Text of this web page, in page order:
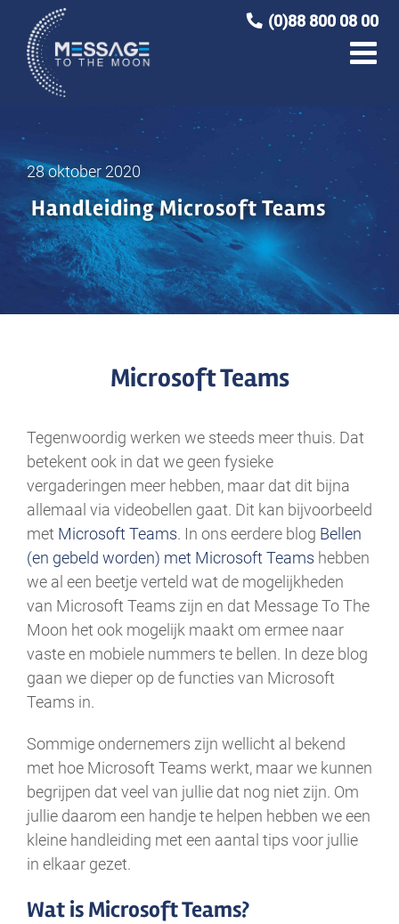
(0)88 800 08 00
naar
inhoud
28 oktober 2020
Handleiding Microsoft Teams
Microsoft Teams
Tegenwoordig werken we steeds meer thuis. Dat
betekent ook in dat we geen fysieke
vergaderingen meer hebben, maar dat dit bijna
allemaal via videobellen gaat. Dit kan bijvoorbeeld
met Microsoft Teams. In ons eerdere blog Bellen
(en gebeld worden) met Microsoft Teams hebben
we al een beetje verteld wat de mogelijkheden
van Microsoft Teams zijn en dat Message To The
Moon het ook mogelijk maakt om ermee naar
vaste en mobiele nummers te bellen. In deze blog
gaan we dieper op de functies van Microsoft
Teams in.
Sommige ondernemers zijn wellicht al bekend
met hoe Microsoft Teams werkt, maar we kunnen
begrijpen dat veel van jullie dat nog niet zijn. Om
jullie daarom een handje te helpen hebben we een
kleine handleiding met een aantal tips voor jullie
in elkaar gezet.
Wat is Microsoft Teams?